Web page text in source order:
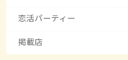
恋活パーティー
掲載店